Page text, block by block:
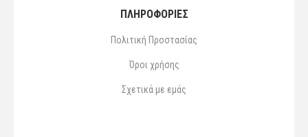
ΠΛΗΡΟΦΟΡΙΕΣ
Πολιτική Προστασίας
Όροι χρήσης
Σχετικά με εμάς